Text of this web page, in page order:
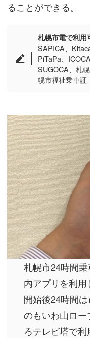
ることができる。
札幌市電で利用
SAPICA、
PiTaPa、
SUGOCA、札
幌市福祉乗車証
札幌市24時間
内アプリを利
開始後24時間
のもいわ山ロ
ろテレビ塔で